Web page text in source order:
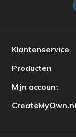
Klantenservice
Producten
Mijn account
CreateMyOwn.nl